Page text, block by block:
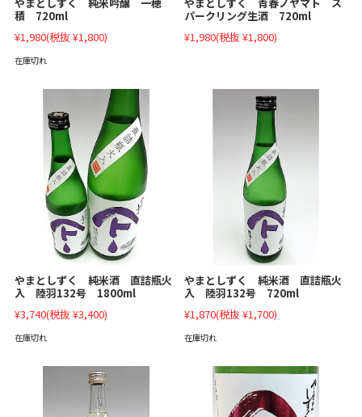
積 720ml
¥1,980(税抜 ¥1,800)
在庫切れ
パークリング生酒 720ml
¥1,980(税抜 ¥1,800)
やまとしずく 純米酒 直詰瓶火
入 陸羽132号 1800ml
¥3,740(税抜 ¥3,400)
在庫切れ
やまとしずく 純米酒 直詰瓶火
入 陸羽132号 720ml
¥1,870(税抜 ¥1,700)
在庫切れ